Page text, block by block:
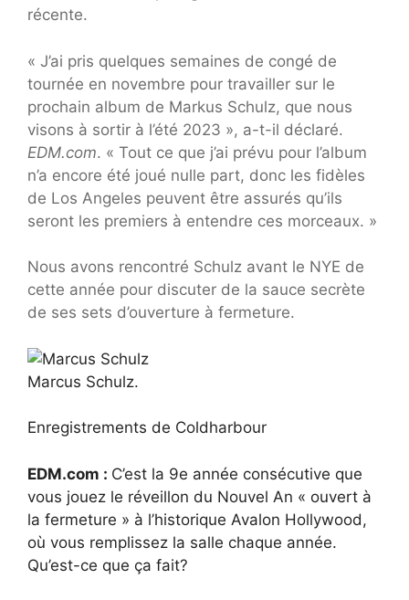
récente.
« J’ai pris quelques semaines de congé de
tournée en novembre pour travailler sur le
prochain album de Markus Schulz, que nous
visons à sortir à l’été 2023 », a-t-il déclaré.
EDM.com. « Tout ce que j’ai prévu pour l’album
n’a encore été joué nulle part, donc les fidèles
de Los Angeles peuvent être assurés qu’ils
seront les premiers à entendre ces morceaux. »
Nous avons rencontré Schulz avant le NYE de
cette année pour discuter de la sauce secrète
de ses sets d’ouverture à fermeture.
Marcus Schulz.
Enregistrements de Coldharbour
EDM.com : C’est la 9e année consécutive que
vous jouez le réveillon du Nouvel An « ouvert à
la fermeture » à l’historique Avalon Hollywood,
où vous remplissez la salle chaque année.
Qu’est-ce que ça fait?